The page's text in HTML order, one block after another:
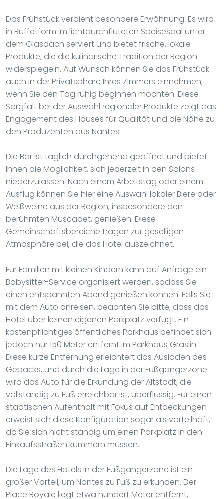
Das Frühstück verdient besondere Erwähnung. Es wird
in Buffetform im lichtdurchfluteten Speisesaal unter
dem Glasdach serviert und bietet frische, lokale
Produkte, die die kulinarische Tradition der Region
widerspiegeln. Auf Wunsch können Sie das Frühstück
auch in der Privatsphäre Ihres Zimmers einnehmen,
wenn Sie den Tag ruhig beginnen möchten. Diese
Sorgfalt bei der Auswahl regionaler Produkte zeigt das
Engagement des Hauses für Qualität und die Nähe zu
den Produzenten aus Nantes.
Die Bar ist täglich durchgehend geöffnet und bietet
Ihnen die Möglichkeit, sich jederzeit in den Salons
niederzulassen. Nach einem Arbeitstag oder einem
Ausflug können Sie hier eine Auswahl lokaler Biere oder
Weißweine aus der Region, insbesondere den
berühmten Muscadet, genießen. Diese
Gemeinschaftsbereiche tragen zur geselligen
Atmosphäre bei, die das Hotel auszeichnet.
Für Familien mit kleinen Kindern kann auf Anfrage ein
Babysitter-Service organisiert werden, sodass Sie
einen entspannten Abend genießen können. Falls Sie
mit dem Auto anreisen, beachten Sie bitte, dass das
Hotel über keinen eigenen Parkplatz verfügt. Ein
kostenpflichtiges öffentliches Parkhaus befindet sich
jedoch nur 150 Meter entfernt im Parkhaus Graslin.
Diese kurze Entfernung erleichtert das Ausladen des
Gepäcks, und durch die Lage in der Fußgängerzone
wird das Auto für die Erkundung der Altstadt, die
vollständig zu Fuß erreichbar ist, überflüssig. Für einen
städtischen Aufenthalt mit Fokus auf Entdeckungen
erweist sich diese Konfiguration sogar als vorteilhaft,
da Sie sich nicht ständig um einen Parkplatz in den
Einkaufsstraßen kümmern müssen.
Die Lage des Hotels in der Fußgängerzone ist ein
großer Vorteil, um Nantes zu Fuß zu erkunden. Der
Place Royale liegt etwa hundert Meter entfernt,